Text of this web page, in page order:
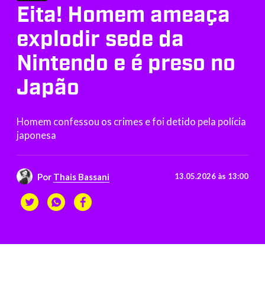
Eita! Homem ameaça
explodir sede da
Nintendo e é preso no
Japão
Homem confessou os crimes e foi detido pela polícia
japonesa
Por Thais Bassani 13.05.2026 às 13:00